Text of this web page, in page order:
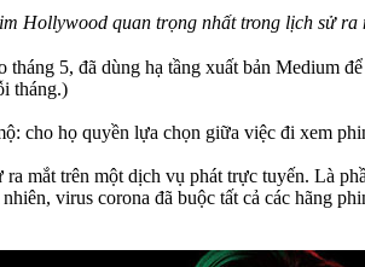
Hollywood quan trọng nhất trong lịch sử ra
5, đã dùng hạ tầng xuất bản Medium
tháng.)
cho họ quyền lựa chọn giữa việc đi xem
mắt trên một dịch vụ phát trực tuyến. Là
virus corona đã buộc tất cả các hãng